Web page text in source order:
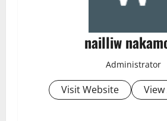
nailliw
Administrator
Visit Website